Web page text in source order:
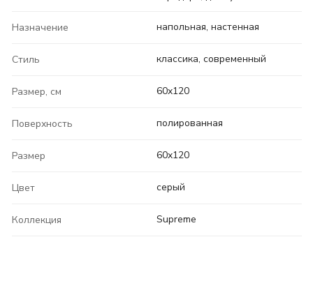
Назначение напольная, настенная
Стиль классика, современный
Размер, см 60x120
Поверхность полированная
Размер 60x120
Цвет серый
Коллекция Supreme